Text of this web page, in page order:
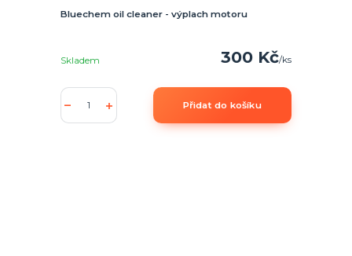
Bluechem oil cleaner - výplach motoru
300 Kč/ks
Skladem
Přidat do košíku